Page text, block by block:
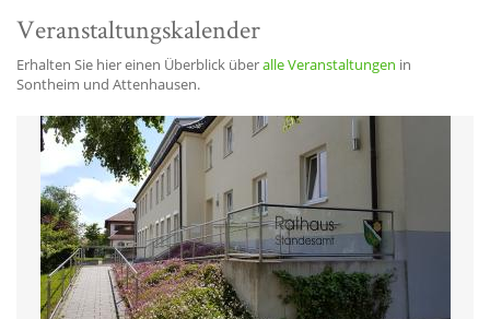
Veranstaltungskalender
Erhalten Sie hier einen Überblick überalle Veranstaltungen in
Sontheim und Attenhausen.